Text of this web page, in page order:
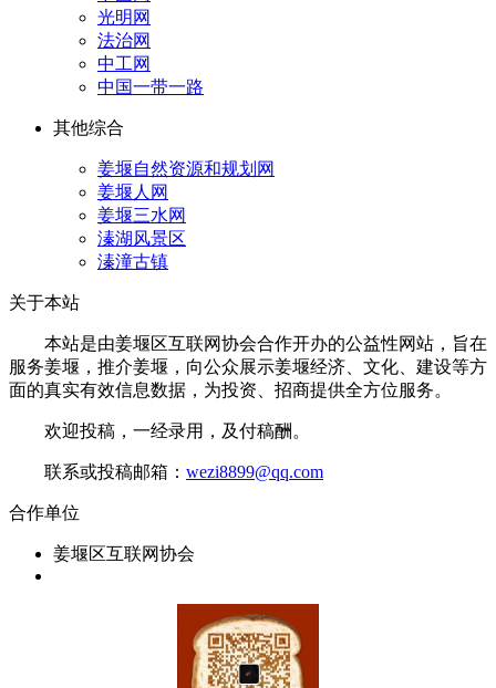
光明网
法治网
中工网
中国一带一路
其他综合
姜堰自然资源和规划网
姜堰人网
姜堰三水网
溱湖风景区
溱潼古镇
关于本站
本站是由姜堰区互联网协会合作开办的公益性网站，旨在
服务姜堰，推介姜堰，向公众展示姜堰经济、文化、建设等方
面的真实有效信息数据，为投资、招商提供全方位服务。
欢迎投稿，一经录用，及付稿酬。
联系或投稿邮箱： wezi8899@qq.com
合作单位
姜堰区互联网协会